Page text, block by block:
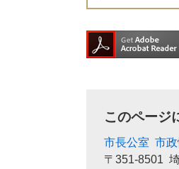
このページ
市長公室 市
〒351-8501